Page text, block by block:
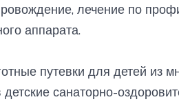
лечение по
аппарата.
путевки для детей из
санаторно-